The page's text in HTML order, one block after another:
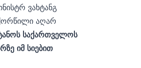
ვახტანგ
აღარ
საქართველოს
იმ სიებით